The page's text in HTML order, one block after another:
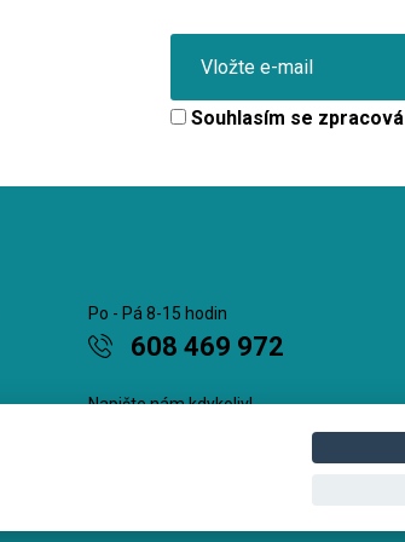
Souhlasím se
Po - Pá 8-15 hodin
608 469 972
Napište nám kdykoliv!